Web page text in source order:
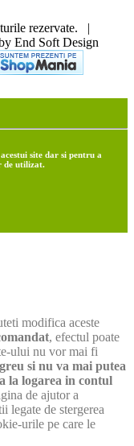
rezervate. |
End Soft Design
site dar si pentru a
de utilizat.
modifica aceste
, efectul poate
ului nu vor mai fi
si nu va mai putea
la logarea in contul
de ajutor a
legate de stergerea
urile pe care le